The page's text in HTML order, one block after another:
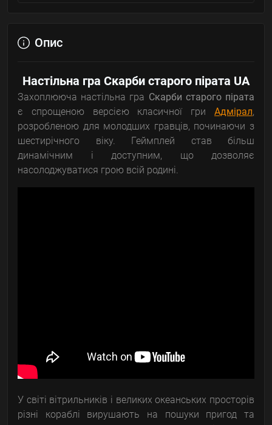
Опис
Настільна гра Скарби старого пірата UA
Захоплююча настільна гра Скарби старого пірата
є спрощеною версією класичної гри Адмірал,
розробленою для молодших гравців, починаючи з
шестирічного віку. Геймплей став більш
динамічним і доступним, що дозволяє
насолоджуватися грою всій родині.
У світі вітрильників і великих океанських просторів
різні кораблі вирушають на пошуки пригод та